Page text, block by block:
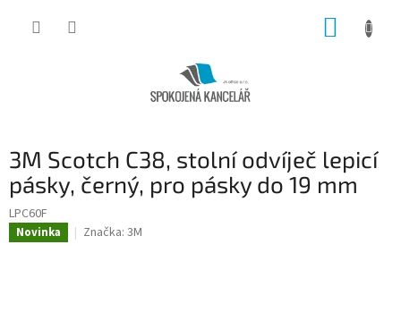
3M Scotch C38, stolní odvíječ lepicí
pásky, černý, pro pásky do 19 mm
LPC60F
Novinka Značka: 3M